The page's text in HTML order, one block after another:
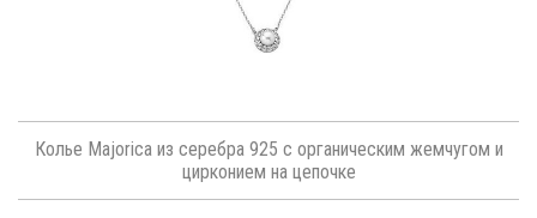
Колье Majorica из серебра 925 с органическим жемчугом и
цирконием на цепочке